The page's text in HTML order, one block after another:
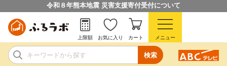
令和８年熊本地震 災害支援寄付受付について
検索
上限額 お気に入り カート メニュー